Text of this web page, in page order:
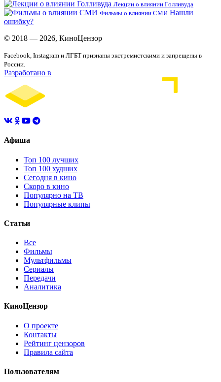
Лекции о влиянии Голливуда
Фильмы о влиянии СМИ Нашли
ошибку?
© 2018 — 2026, КиноЦензор
Facebook, Instagram и ЛГБТ признаны экстремистскими и запрещены в
России.
Разработано в
Афиша
Топ 100 лучших
Топ 100 худших
Сегодня в кино
Скоро в кино
Популярно на ТВ
Популярные клипы
Статьи
Все
Фильмы
Мультфильмы
Сериалы
Передачи
Аналитика
КиноЦензор
О проекте
Контакты
Рейтинг цензоров
Правила сайта
Пользователям